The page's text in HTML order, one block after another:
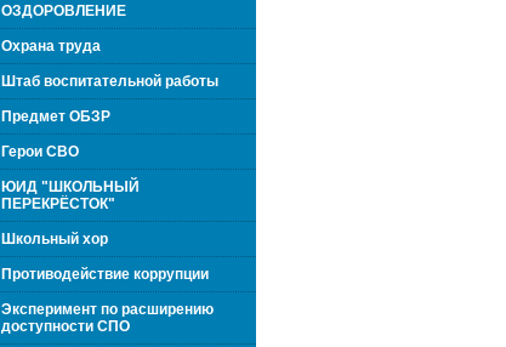
ОЗДОРОВЛЕНИЕ
Охрана труда
Штаб воспитательной работы
Предмет ОБЗР
Герои СВО
ЮИД "ШКОЛЬНЫЙ
ПЕРЕКРЁСТОК"
Школьный хор
Противодействие коррупции
Эксперимент по расширению
доступности СПО